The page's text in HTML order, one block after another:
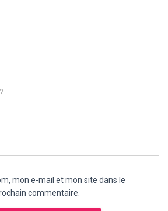
mon e-mail et mon site dans le
commentaire.